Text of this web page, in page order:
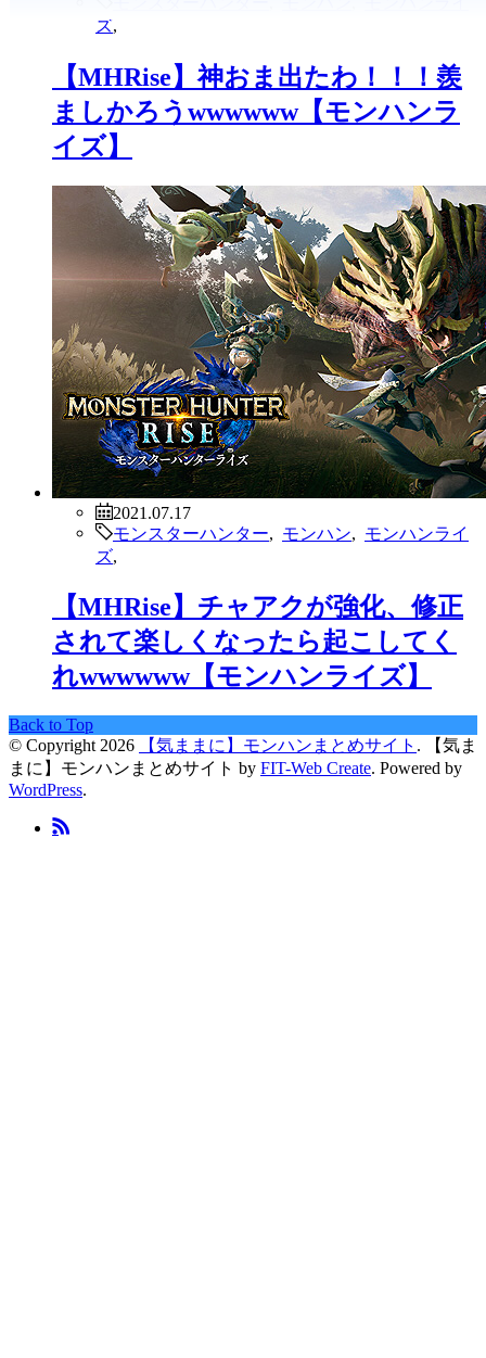
ズ
【MHRise】神おま出たわ！！！羨
ましかろうwwwwww【モンハンラ
イズ】
2021.07.17
モンスターハンター
モンハン
モンハンライ
ズ
【MHRise】チャアクが強化、修正
されて楽しくなったら起こしてく
れwwwwww【モンハンライズ】
Back to Top
© Copyright 2026
【気ままに】モンハンまとめサイト .
【気ま
まに】モンハンまとめサイト by FIT-Web Create. Powered by
WordPress.